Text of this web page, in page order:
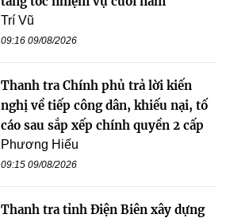
Trí Vũ
09:16 09/08/2026
Thanh tra Chính phủ trả lời kiến
nghị về tiếp công dân, khiếu nại, tố
cáo sau sắp xếp chính quyền 2 cấp
Phương Hiếu
09:15 09/08/2026
Thanh tra tỉnh Điện Biên xây dựng